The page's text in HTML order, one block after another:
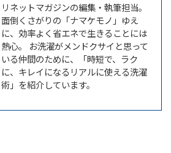
リネットマガジンの編集・執筆担当。
面倒くさがりの「ナマケモノ」ゆえ
に、効率よく省エネで生きることには
熱心。 お洗濯がメンドクサイと思って
いる仲間のために、「時短で、ラク
に、キレイになるリアルに使える洗濯
術」を紹介しています。